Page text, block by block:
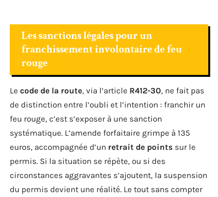
Les sanctions légales pour un
franchissement involontaire de feu
rouge
Le code de la route, via l’article R412-30, ne fait pas
de distinction entre l’oubli et l’intention : franchir un
feu rouge, c’est s’exposer à une sanction
systématique. L’amende forfaitaire grimpe à 135
euros, accompagnée d’un retrait de points sur le
permis. Si la situation se répète, ou si des
circonstances aggravantes s’ajoutent, la suspension
du permis devient une réalité. Le tout sans compter